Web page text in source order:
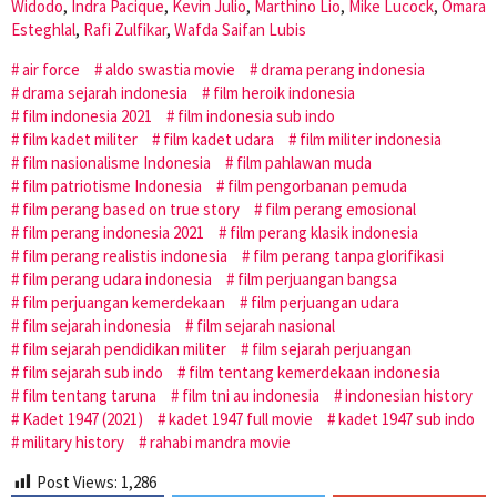
Widodo, Indra Pacique, Kevin Julio, Marthino Lio, Mike Lucock, Omara
Esteghlal, Rafi Zulfikar, Wafda Saifan Lubis
air force
aldo swastia movie
drama perang indonesia
drama sejarah indonesia
film heroik indonesia
film indonesia 2021
film indonesia sub indo
film kadet militer
film kadet udara
film militer indonesia
film nasionalisme Indonesia
film pahlawan muda
film patriotisme Indonesia
film pengorbanan pemuda
film perang based on true story
film perang emosional
film perang indonesia 2021
film perang klasik indonesia
film perang realistis indonesia
film perang tanpa glorifikasi
film perang udara indonesia
film perjuangan bangsa
film perjuangan kemerdekaan
film perjuangan udara
film sejarah indonesia
film sejarah nasional
film sejarah pendidikan militer
film sejarah perjuangan
film sejarah sub indo
film tentang kemerdekaan indonesia
film tentang taruna
film tni au indonesia
indonesian history
Kadet 1947 (2021)
kadet 1947 full movie
kadet 1947 sub indo
military history
rahabi mandra movie
Post Views: 1,286